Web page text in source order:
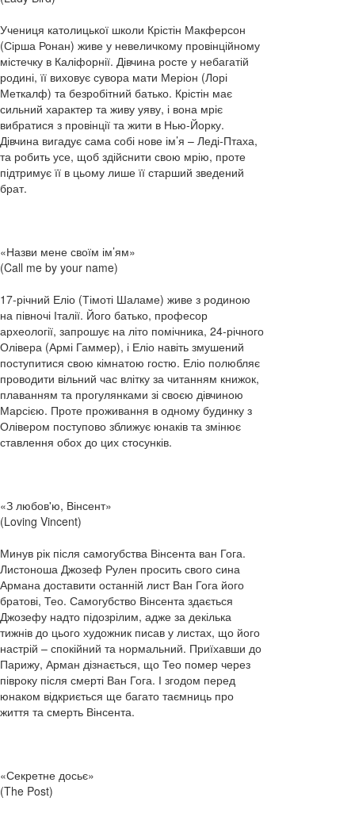
Учениця католицької школи Крістін Макферсон
(Сірша Ронан) живе у невеличкому провінційному
містечку в Каліфорнії. Дівчина росте у небагатій
родині, її виховує сувора мати Меріон (Лорі
Меткалф) та безробітний батько. Крістін має
сильний характер та живу уяву, і вона мріє
вибратися з провінції та жити в Нью-Йорку.
Дівчина вигадує сама собі нове ім’я – Леді-Птаха,
та робить усе, щоб здійснити свою мрію, проте
підтримує її в цьому лише її старший зведений
брат.
«Назви мене своїм ім’ям»
(Call me by your name)
17-річний Еліо (Тімоті Шаламе) живе з родиною
на півночі Італії. Його батько, професор
археології, запрошує на літо помічника, 24-річного
Олівера (Армі Гаммер), і Еліо навіть змушений
поступитися свою кімнатою гостю. Еліо полюбляє
проводити вільний час влітку за читанням книжок,
плаванням та прогулянками зі своєю дівчиною
Марсією. Проте проживання в одному будинку з
Олівером поступово зближує юнаків та змінює
ставлення обох до цих стосунків.
«З любов'ю, Вінсент»
(Loving Vincent)
Минув рік після самогубства Вінсента ван Гога.
Листоноша Джозеф Рулен просить свого сина
Армана доставити останній лист Ван Гога його
братові, Тео. Самогубство Вінсента здається
Джозефу надто підозрілим, адже за декілька
тижнів до цього художник писав у листах, що його
настрій – спокійний та нормальний. Приїхавши до
Парижу, Арман дізнається, що Тео помер через
півроку після смерті Ван Гога. І згодом перед
юнаком відкриється ще багато таємниць про
життя та смерть Вінсента.
«Секретне досьє»
(The Post)